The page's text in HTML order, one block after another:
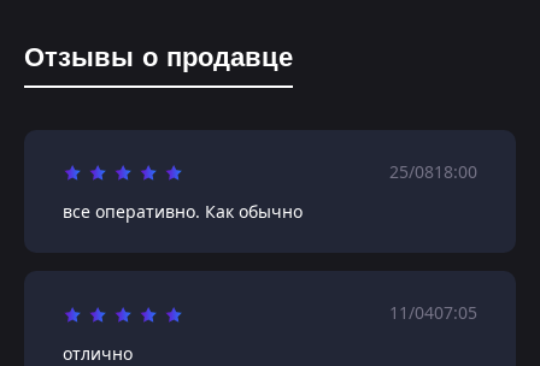
Отзывы о продавце
25/0818:00
все оперативно. Как обычно
11/0407:05
отлично